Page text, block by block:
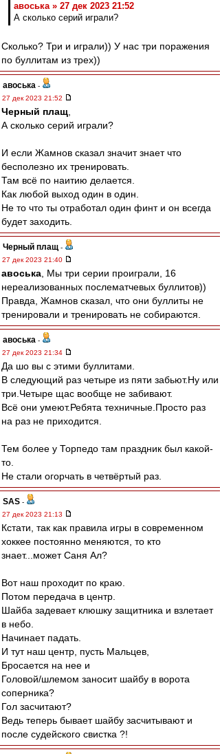
авоська » 27 дек 2023 21:52
А сколько серий играли?
Сколько? Три и играли)) У нас три поражения
по буллитам из трех))
авоська -
27 дек 2023 21:52
Черный плащ
А сколько серий играли?
И если Жамнов сказал значит знает что
бесполезно их тренировать.
Там всё по наитию делается.
Как любой выход один в один.
Не то что ты отработал один финт и он всегда
будет заходить.
Черный плащ -
27 дек 2023 21:40
авоська , Мы три серии проиграли, 16
нереализованных послематчевых буллитов))
Правда, Жамнов сказал, что они буллиты не
тренировали и тренировать не собираются.
авоська -
27 дек 2023 21:34
Да шо вы с этими буллитами.
В следующий раз четыре из пяти забьют.Ну или
три.Четыре щас вообще не забивают.
Всё они умеют.Ребята техничные.Просто раз
на раз не приходится.
Тем более у Торпедо там праздник был какой-
то.
Не стали огорчать в четвёртый раз.
SAS -
27 дек 2023 21:13
Кстати, так как правила игры в современном
хоккее постоянно меняются, то кто
знает...может Саня Ал?
Вот наш проходит по краю.
Потом передача в центр.
Шайба задевает клюшку защитника и взлетает
в небо.
Начинает падать.
И тут наш центр, пусть Мальцев,
Бросается на нее и
Головой/шлемом заносит шайбу в ворота
соперника?
Гол засчитают?
Ведь теперь бывает шайбу засчитывают и
после судейского свистка ?!